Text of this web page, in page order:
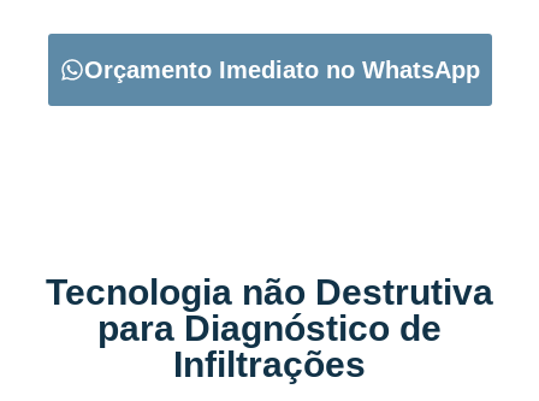
Orçamento Imediato no WhatsApp
Tecnologia não Destrutiva
para Diagnóstico de
Infiltrações